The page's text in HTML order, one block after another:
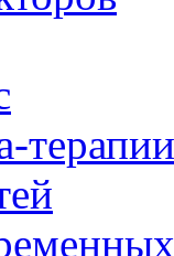
терапии